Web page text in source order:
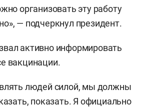
организовать эту работу
— подчеркнул президент.
активно информировать
вакцинации.
людей силой, мы должны
показать. Я официально